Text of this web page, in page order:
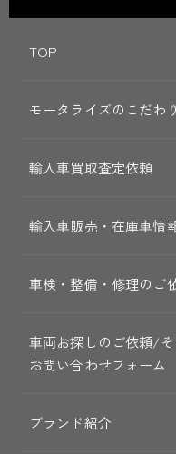
TOP
モータライズのこだわり
輸入車買取査定依頼
輸入車販売・在庫車情
車検・整備・修理のご
車両お探しのご依頼/
お問い合わせフォーム
ブランド紹介